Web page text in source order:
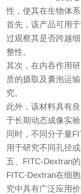
性，使其在生物体
首先，该产品可用
过观察其是否跨越
整性。
其次，在内吞作用
质的摄取及囊泡运
究。
此外，该材料具有
于长期动态成像实验
同时，不同分子量
用于研究不同孔径
五、FITC-Dextran
FITC-Dextran在细
究中具有广泛应用价